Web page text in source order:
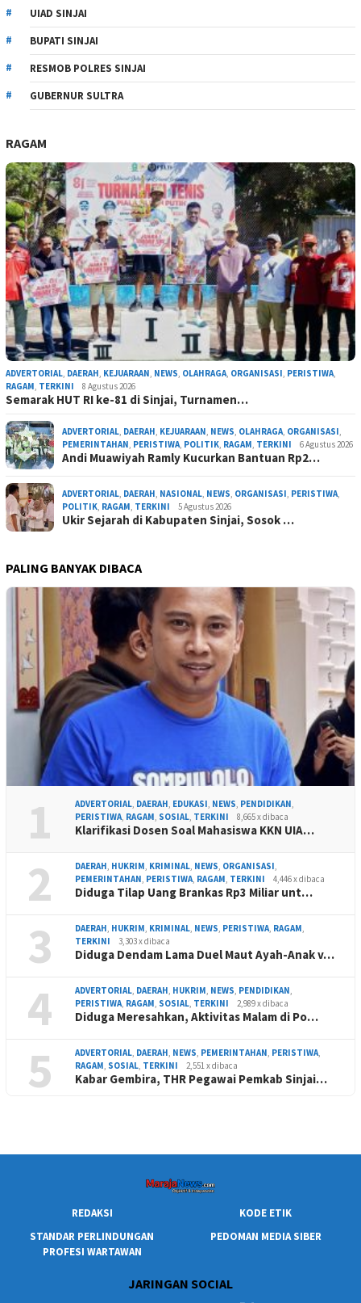
UIAD SINJAI
BUPATI SINJAI
RESMOB POLRES SINJAI
GUBERNUR SULTRA
RAGAM
ADVERTORIAL, DAERAH, KEJUARAAN, NEWS, OLAHRAGA, ORGANISASI, PERISTIWA,
RAGAM, TERKINI 8 Agustus 2026
Semarak HUT RI ke-81 di Sinjai, Turnamen…
ADVERTORIAL, DAERAH, KEJUARAAN, NEWS, OLAHRAGA, ORGANISASI,
PEMERINTAHAN, PERISTIWA, POLITIK, RAGAM, TERKINI 6 Agustus 2026
Andi Muawiyah Ramly Kucurkan Bantuan Rp2…
ADVERTORIAL, DAERAH, NASIONAL, NEWS, ORGANISASI, PERISTIWA,
POLITIK, RAGAM, TERKINI 5 Agustus 2026
Ukir Sejarah di Kabupaten Sinjai, Sosok …
PALING BANYAK DIBACA
1 ADVERTORIAL, DAERAH, EDUKASI, NEWS, PENDIDIKAN,
PERISTIWA, RAGAM, SOSIAL, TERKINI 8,665 x dibaca
Klarifikasi Dosen Soal Mahasiswa KKN UIA…
2 DAERAH, HUKRIM, KRIMINAL, NEWS, ORGANISASI,
PEMERINTAHAN, PERISTIWA, RAGAM, TERKINI 4,446 x dibaca
Diduga Tilap Uang Brankas Rp3 Miliar unt…
3 DAERAH, HUKRIM, KRIMINAL, NEWS, PERISTIWA, RAGAM,
TERKINI
3,303 x dibaca
Diduga Dendam Lama Duel Maut Ayah-Anak v…
4 ADVERTORIAL, DAERAH, HUKRIM, NEWS, PENDIDIKAN,
PERISTIWA, RAGAM, SOSIAL, TERKINI 2,989 x dibaca
Diduga Meresahkan, Aktivitas Malam di Po…
5 ADVERTORIAL, DAERAH, NEWS, PEMERINTAHAN, PERISTIWA,
RAGAM, SOSIAL, TERKINI 2,551 x dibaca
Kabar Gembira, THR Pegawai Pemkab Sinjai…
REDAKSI
KODE ETIK
STANDAR PERLINDUNGAN
PROFESI WARTAWAN
PEDOMAN MEDIA SIBER
JARINGAN SOCIAL